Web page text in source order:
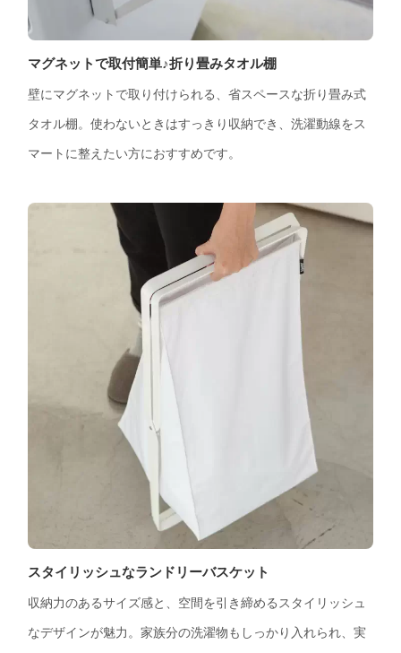
マグネットで取付簡単♪折り畳みタオル棚
壁にマグネットで取り付けられる、省スペースな折り畳み式
タオル棚。使わないときはすっきり収納でき、洗濯動線をス
マートに整えたい方におすすめです。
スタイリッシュなランドリーバスケット
収納力のあるサイズ感と、空間を引き締めるスタイリッシュ
なデザインが魅力。家族分の洗濯物もしっかり入れられ、実